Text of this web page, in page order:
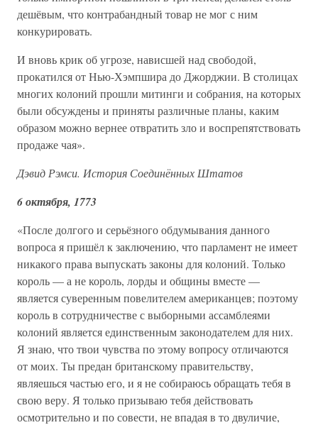
дешёвым, что контрабандный товар не мог с ним
конкурировать.
И вновь крик об угрозе, нависшей над свободой,
прокатился от Нью-Хэмпшира до Джорджии. В столицах
многих колоний прошли митинги и собрания, на которых
были обсуждены и приняты различные планы, каким
образом можно вернее отвратить зло и воспрепятствовать
продаже чая».
Дэвид Рэмси. История Соединённых Штатов
6 октября, 1773
«После долгого и серьёзного обдумывания данного
вопроса я пришёл к заключению, что парламент не имеет
никакого права выпускать законы для колоний. Только
король — а не король, лорды и общины вместе —
является суверенным повелителем американцев; поэтому
король в сотрудничестве с выборными ассамблеями
колоний является единственным законодателем для них.
Я знаю, что твои чувства по этому вопросу отличаются
от моих. Ты предан британскому правительству,
являешься частью его, и я не собираюсь обращать тебя в
свою веру. Я только призываю тебя действовать
осмотрительно и по совести, не впадая в то двуличие,